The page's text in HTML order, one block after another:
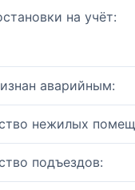
на учёт:
аварийным:
нежилых
подъездов: